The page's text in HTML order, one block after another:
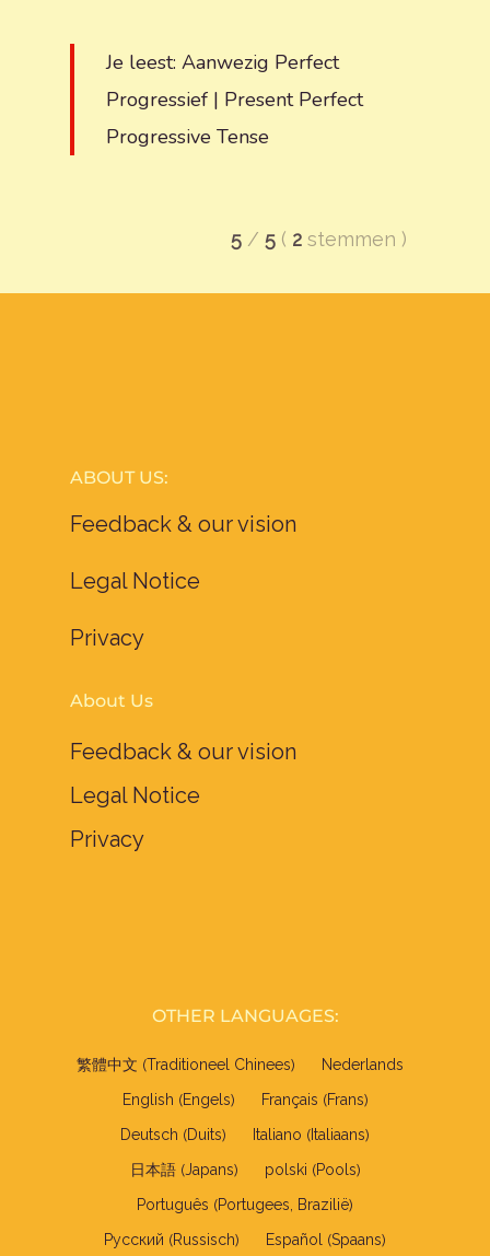
Je leest: Aanwezig Perfect
Progressief | Present Perfect
Progressive Tense
5 / 5 ( 2 stemmen )
ABOUT US:
Feedback & our vision
Legal Notice
Privacy
About Us
Feedback & our vision
Legal Notice
Privacy
OTHER LANGUAGES:
繁體中文 (Traditioneel Chinees)
Nederlands
English (Engels) Français (Frans)
Deutsch (Duits) Italiano (Italiaans)
日本語(Japans) polski (Pools)
Português (Portugees, Brazilië)
Русский (Russisch) Español (Spaans)